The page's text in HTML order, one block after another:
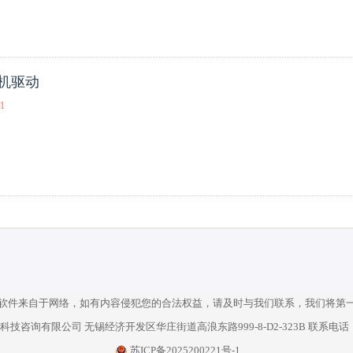
驱动
件来自于网络，如有内容侵犯您的合法权益，请及时与我们联系，我们将第
技咨询有限公司 无锡经济开发区华庄街道高浪东路999-8-D2-323B 联系电话
苏ICP备2025200221号-1